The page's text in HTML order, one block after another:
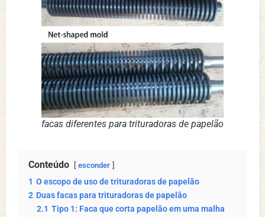
facas diferentes para trituradoras de papelão
Conteúdo esconder
1 O escopo de uso de trituradoras de papelão
2 Duas facas para trituradoras de papelão
2.1 Tipo 1: Faca que corta papelão em uma malha